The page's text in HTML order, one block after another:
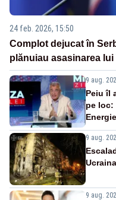
24 feb. 2026, 15:50
Complot dejucat în
plănuiau asasinarea lui
9 aug.
Peiu îl
pe loc:
9 aug.
9 aug.